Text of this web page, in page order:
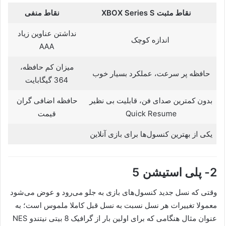
نقاط مثبت XBOX Series S نقاط منفی
اندازه کوچک
نداشتن عناوین زیاد
AAA
حافظه پر سرعت، عملکرد بسیار خوب
میزان کم حافظه،
364 گیگابایت
بدون کمترین صدای فن، قابلیت بی نظیر
Quick Resume
حافظه اضافی گران
قیمت
یکی از بهترین کنسول‌ها برای بازی آنلاین
2- پلی استیشن 5
وقتی که نسل جدید کنسول‌های بازی به جلو می‌رود و عوض می‌شود
معمولا تغییرات هر نسل نسبت به نسل قبل کاملا ملموس است؛ به
عنوان مثال هنگامی‌ که برای اولین بار از گرافیک 8 بیتی نیتندو NES